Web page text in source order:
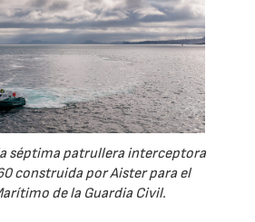
séptima patrullera interceptora
construida por Aister para el
de la Guardia Civil.